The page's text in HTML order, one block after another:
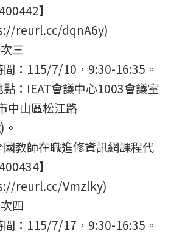
】
reurl.cc/dqnA6y)
三
間：115/7/10，9:30-16:35。
點：IEAT會議中心1003會議室
中山區松江路
國教師在職進修資訊網課程代
】
reurl.cc/Vmzlky)
四
間：115/7/17，9:30-16:35。